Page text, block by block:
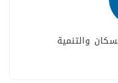
والتنمية